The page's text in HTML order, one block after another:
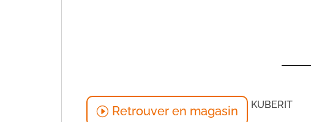
Retrouver en magasin KUBERIT